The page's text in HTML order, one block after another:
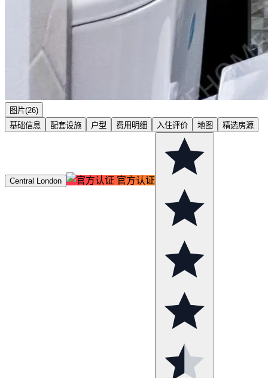
图片(26)
基础信息
配套设施 户型 费用明细 入住评价 地图 精选房源
Central London 官方认证